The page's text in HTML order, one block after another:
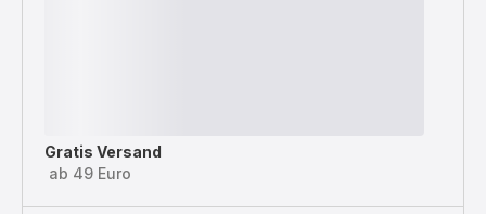
Gratis Versand
ab 49 Euro